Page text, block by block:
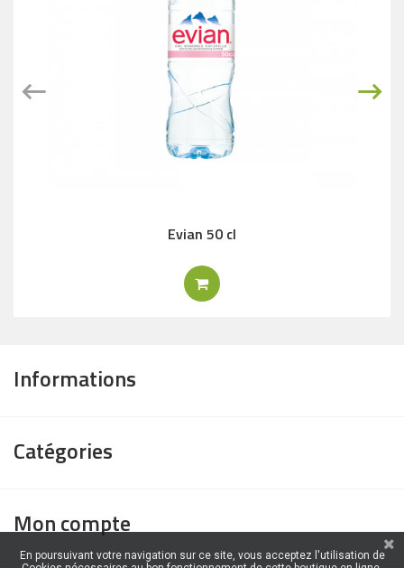
Evian 50 cl
Informations
Catégories
Mon compte
En poursuivant votre navigation sur ce site, vous acceptez l'utilisation de